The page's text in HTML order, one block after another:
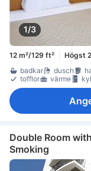
1/3
12 m²/129 ft²
Högst
badkar
dusch
tofflor
värme
Double Room
Smoking